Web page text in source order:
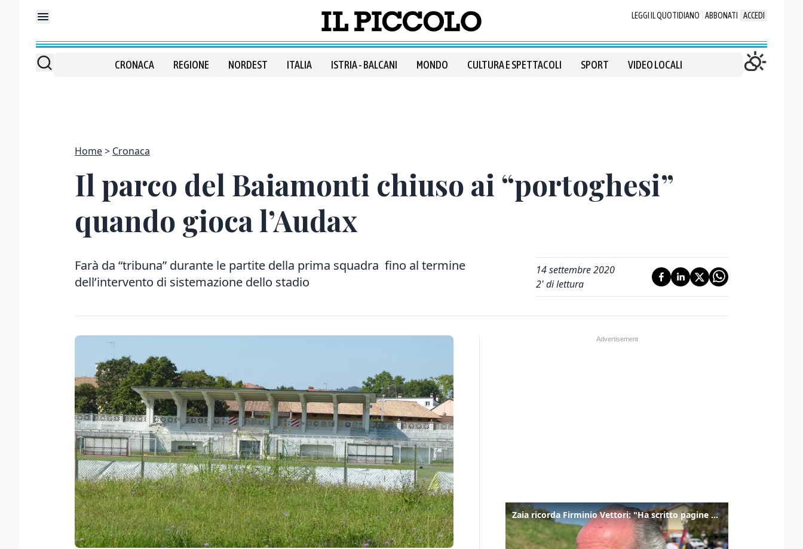
LEGGI IL QUOTIDIANO ABBONATI ACCEDI
CRONACA REGIONE NORDEST ITALIA ISTRIA - BALCANI MONDO CULTURA E SPETTACOLI SPORT VIDEO LOCALI
Home Cronaca
Il parco del Baiamonti chiuso ai “portoghesi”
quando gioca l’Audax
Farà da “tribuna” durante le partite della prima squadra fino al termine
dell’intervento di sistemazione dello stadio
14 settembre 2020
2' di lettura
Zaia ricorda Firminio Vettori: "Ha scritto pagine di storia del nostro territorio"